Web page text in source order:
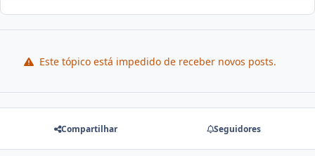
Este tópico está impedido de receber novos posts.
Compartilhar Seguidores